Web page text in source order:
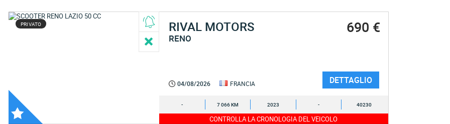
PRIVATO RIVAL MOTORS
RENO
690 €
04/08/2026 FRANCIA DETTAGLIO
- 7 066 KM 2023 - 40230
CONTROLLA LA CRONOLOGIA DEL VEICOLO